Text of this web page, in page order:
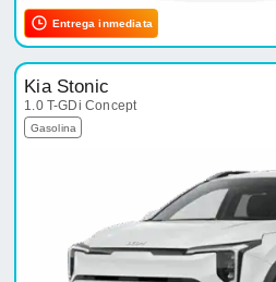
Entrega inmediata
Kia Stonic
1.0 T-GDi Concept
Gasolina